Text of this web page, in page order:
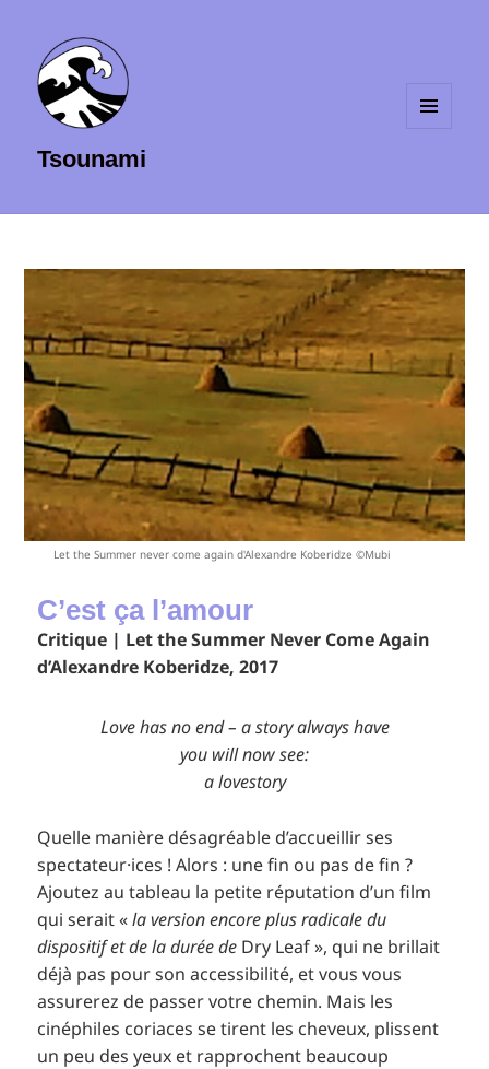
Tsounami
Let the Summer never come again d'Alexandre Koberidze ©Mubi
C’est ça l’amour
Critique | Let the Summer Never Come Again
d’Alexandre Koberidze, 2017
Love has no end – a story always have
you will now see:
a lovestory
Quelle manière désagréable d’accueillir ses
spectateur·ices ! Alors : une fin ou pas de fin ?
Ajoutez au tableau la petite réputation d’un film
qui serait «la version encore plus radicale du
dispositif et de la durée de Dry Leaf », qui ne brillait
déjà pas pour son accessibilité, et vous vous
assurerez de passer votre chemin. Mais les
cinéphiles coriaces se tirent les cheveux, plissent
un peu des yeux et rapprochent beaucoup